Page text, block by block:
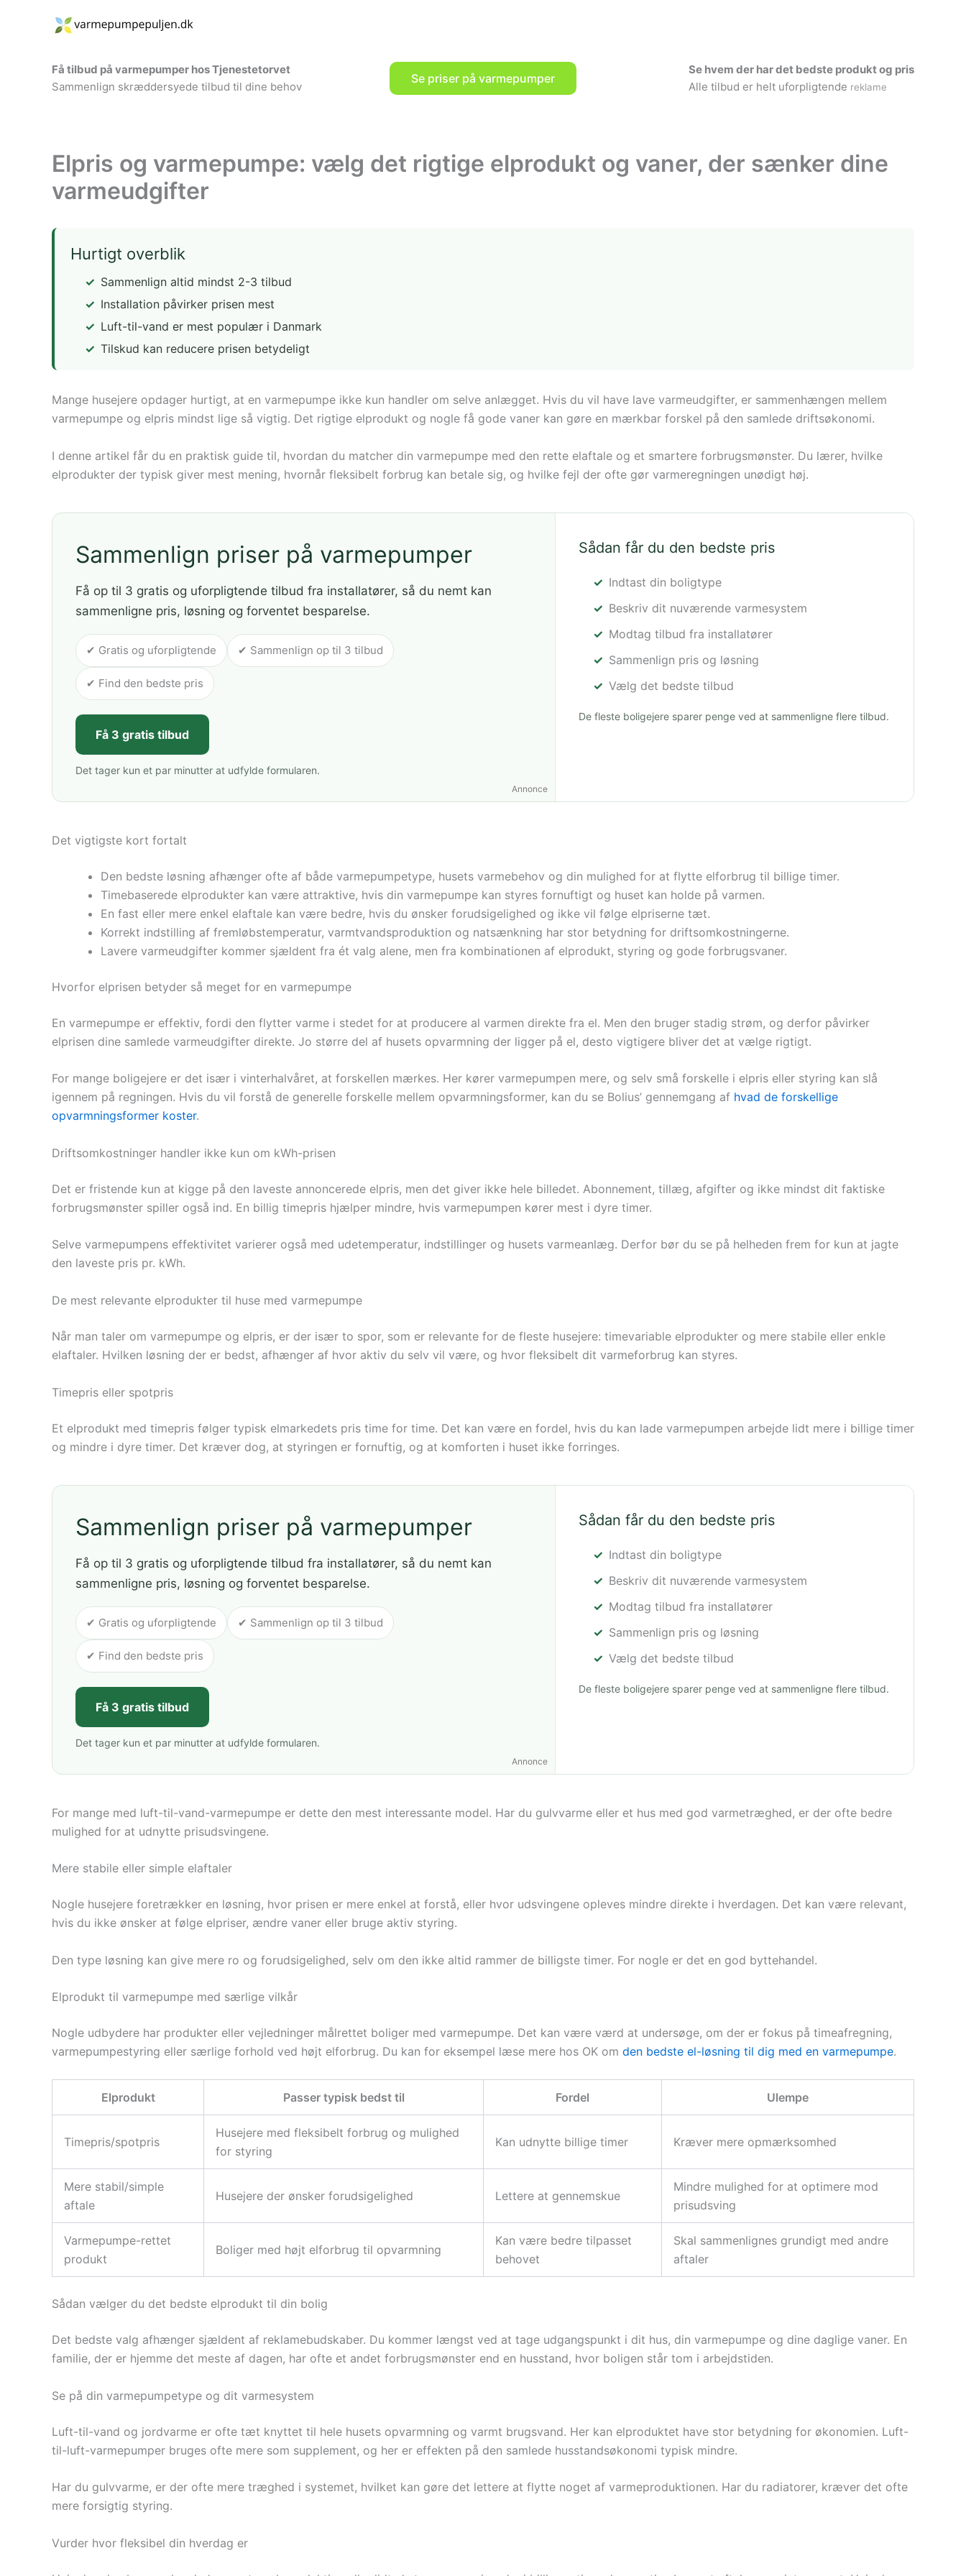
Få tilbud på varmepumper hos Tjenestetorvet
Sammenlign skræddersyede tilbud til dine behov
Se priser på varmepumper
Se hvem der har det bedste produkt og pris
Alle tilbud er helt uforpligtende reklame
Elpris og varmepumpe: vælg det rigtige elprodukt og vaner, der sænker dine
varmeudgifter
Hurtigt overblik
Sammenlign altid mindst 2-3 tilbud
Installation påvirker prisen mest
Luft-til-vand er mest populær i Danmark
Tilskud kan reducere prisen betydeligt
Mange husejere opdager hurtigt, at en varmepumpe ikke kun handler om selve anlægget. Hvis du vil have lave varmeudgifter, er sammenhængen mellem
varmepumpe og elpris mindst lige så vigtig. Det rigtige elprodukt og nogle få gode vaner kan gøre en mærkbar forskel på den samlede driftsøkonomi.
I denne artikel får du en praktisk guide til, hvordan du matcher din varmepumpe med den rette elaftale og et smartere forbrugsmønster. Du lærer, hvilke
elprodukter der typisk giver mest mening, hvornår fleksibelt forbrug kan betale sig, og hvilke fejl der ofte gør varmeregningen unødigt høj.
Annonce
Sammenlign priser på varmepumper
Få op til 3 gratis og uforpligtende tilbud fra installatører, så du nemt kan
sammenligne pris, løsning og forventet besparelse.
✔ Gratis og uforpligtende ✔ Sammenlign op til 3 tilbud
✔ Find den bedste pris
Få 3 gratis tilbud
Det tager kun et par minutter at udfylde formularen.
Sådan får du den bedste pris
Indtast din boligtype
Beskriv dit nuværende varmesystem
Modtag tilbud fra installatører
Sammenlign pris og løsning
Vælg det bedste tilbud
De fleste boligejere sparer penge ved at sammenligne flere tilbud.
Det vigtigste kort fortalt
Den bedste løsning afhænger ofte af både varmepumpetype, husets varmebehov og din mulighed for at flytte elforbrug til billige timer.
Timebaserede elprodukter kan være attraktive, hvis din varmepumpe kan styres fornuftigt og huset kan holde på varmen.
En fast eller mere enkel elaftale kan være bedre, hvis du ønsker forudsigelighed og ikke vil følge elpriserne tæt.
Korrekt indstilling af fremløbstemperatur, varmtvandsproduktion og natsænkning har stor betydning for driftsomkostningerne.
Lavere varmeudgifter kommer sjældent fra ét valg alene, men fra kombinationen af elprodukt, styring og gode forbrugsvaner.
Hvorfor elprisen betyder så meget for en varmepumpe
En varmepumpe er effektiv, fordi den flytter varme i stedet for at producere al varmen direkte fra el. Men den bruger stadig strøm, og derfor påvirker
elprisen dine samlede varmeudgifter direkte. Jo større del af husets opvarmning der ligger på el, desto vigtigere bliver det at vælge rigtigt.
For mange boligejere er det især i vinterhalvåret, at forskellen mærkes. Her kører varmepumpen mere, og selv små forskelle i elpris eller styring kan slå
igennem på regningen. Hvis du vil forstå de generelle forskelle mellem opvarmningsformer, kan du se Bolius’ gennemgang af hvad de forskellige
opvarmningsformer koster.
Driftsomkostninger handler ikke kun om kWh-prisen
Det er fristende kun at kigge på den laveste annoncerede elpris, men det giver ikke hele billedet. Abonnement, tillæg, afgifter og ikke mindst dit faktiske
forbrugsmønster spiller også ind. En billig timepris hjælper mindre, hvis varmepumpen kører mest i dyre timer.
Selve varmepumpens effektivitet varierer også med udetemperatur, indstillinger og husets varmeanlæg. Derfor bør du se på helheden frem for kun at jagte
den laveste pris pr. kWh.
De mest relevante elprodukter til huse med varmepumpe
Når man taler om varmepumpe og elpris, er der især to spor, som er relevante for de fleste husejere: timevariable elprodukter og mere stabile eller enkle
elaftaler. Hvilken løsning der er bedst, afhænger af hvor aktiv du selv vil være, og hvor fleksibelt dit varmeforbrug kan styres.
Timepris eller spotpris
Et elprodukt med timepris følger typisk elmarkedets pris time for time. Det kan være en fordel, hvis du kan lade varmepumpen arbejde lidt mere i billige timer
og mindre i dyre timer. Det kræver dog, at styringen er fornuftig, og at komforten i huset ikke forringes.
Annonce
Sammenlign priser på varmepumper
Få op til 3 gratis og uforpligtende tilbud fra installatører, så du nemt kan
sammenligne pris, løsning og forventet besparelse.
✔ Gratis og uforpligtende ✔ Sammenlign op til 3 tilbud
✔ Find den bedste pris
Få 3 gratis tilbud
Det tager kun et par minutter at udfylde formularen.
Sådan får du den bedste pris
Indtast din boligtype
Beskriv dit nuværende varmesystem
Modtag tilbud fra installatører
Sammenlign pris og løsning
Vælg det bedste tilbud
De fleste boligejere sparer penge ved at sammenligne flere tilbud.
For mange med luft-til-vand-varmepumpe er dette den mest interessante model. Har du gulvvarme eller et hus med god varmetræghed, er der ofte bedre
mulighed for at udnytte prisudsvingene.
Mere stabile eller simple elaftaler
Nogle husejere foretrækker en løsning, hvor prisen er mere enkel at forstå, eller hvor udsvingene opleves mindre direkte i hverdagen. Det kan være relevant,
hvis du ikke ønsker at følge elpriser, ændre vaner eller bruge aktiv styring.
Den type løsning kan give mere ro og forudsigelighed, selv om den ikke altid rammer de billigste timer. For nogle er det en god byttehandel.
Elprodukt til varmepumpe med særlige vilkår
Nogle udbydere har produkter eller vejledninger målrettet boliger med varmepumpe. Det kan være værd at undersøge, om der er fokus på timeafregning,
varmepumpestyring eller særlige forhold ved højt elforbrug. Du kan for eksempel læse mere hos OK om den bedste el-løsning til dig med en varmepumpe.
Elprodukt Passer typisk bedst til Fordel Ulempe
Timepris/spotpris
Husejere med fleksibelt forbrug og mulighed
for styring
Kan udnytte billige timer Kræver mere opmærksomhed
Mere stabil/simple
aftale
Husejere der ønsker forudsigelighed Lettere at gennemskue
Mindre mulighed for at optimere mod
prisudsving
Varmepumpe-rettet
produkt
Boliger med højt elforbrug til opvarmning
Kan være bedre tilpasset
behovet
Skal sammenlignes grundigt med andre
aftaler
Sådan vælger du det bedste elprodukt til din bolig
Det bedste valg afhænger sjældent af reklamebudskaber. Du kommer længst ved at tage udgangspunkt i dit hus, din varmepumpe og dine daglige vaner. En
familie, der er hjemme det meste af dagen, har ofte et andet forbrugsmønster end en husstand, hvor boligen står tom i arbejdstiden.
Se på din varmepumpetype og dit varmesystem
Luft-til-vand og jordvarme er ofte tæt knyttet til hele husets opvarmning og varmt brugsvand. Her kan elproduktet have stor betydning for økonomien. Luft-
til-luft-varmepumper bruges ofte mere som supplement, og her er effekten på den samlede husstandsøkonomi typisk mindre.
Har du gulvvarme, er der ofte mere træghed i systemet, hvilket kan gøre det lettere at flytte noget af varmeproduktionen. Har du radiatorer, kræver det ofte
mere forsigtig styring.
Vurder hvor fleksibel din hverdag er